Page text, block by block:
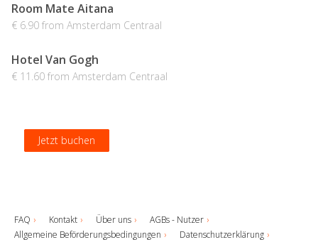
Jetzt buchen
Jetzt buchen
Room Mate Aitana
€ 6.90 from Amsterdam Centraal
Jetzt buchen
Hotel Van Gogh
€ 11.60 from Amsterdam Centraal
Jetzt buchen
FAQ Kontakt Über uns
AGBs - Nutzer
Allgemeine Beförderungsbedingungen
Datenschutzerklärung